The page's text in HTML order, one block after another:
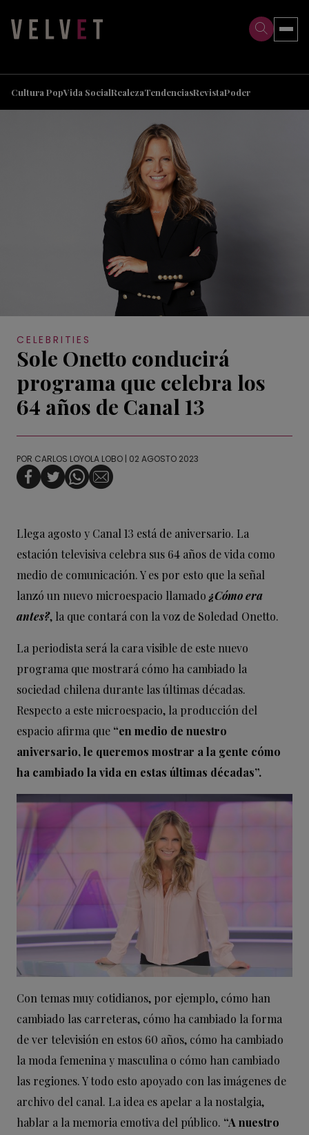
Cultura PopVida SocialRealezaTendenciasRevistaPoder
CELEBRITIES
Sole Onetto conducirá
programa que celebra los
64 años de Canal 13
POR CARLOS LOYOLA LOBO | 02 AGOSTO 2023
Llega agosto y Canal 13 está de aniversario. La
estación televisiva celebra sus 64 años de vida como
medio de comunicación. Y es por esto que la señal
lanzó un nuevo microespacio llamado ¿Cómo era
antes?, la que contará con la voz de Soledad Onetto.
La periodista será la cara visible de este nuevo
programa que mostrará cómo ha cambiado la
sociedad chilena durante las últimas décadas.
Respecto a este microespacio, la producción del
espacio afirma que “en medio de nuestro
aniversario, le queremos mostrar a la gente cómo
ha cambiado la vida en estas últimas décadas”.
Con temas muy cotidianos, por ejemplo, cómo han
cambiado las carreteras, cómo ha cambiado la forma
de ver televisión en estos 60 años, cómo ha cambiado
la moda femenina y masculina o cómo han cambiado
las regiones. Y todo esto apoyado con las imágenes de
archivo del canal. La idea es apelar a la nostalgia,
hablar a la memoria emotiva del público. “A nuestro